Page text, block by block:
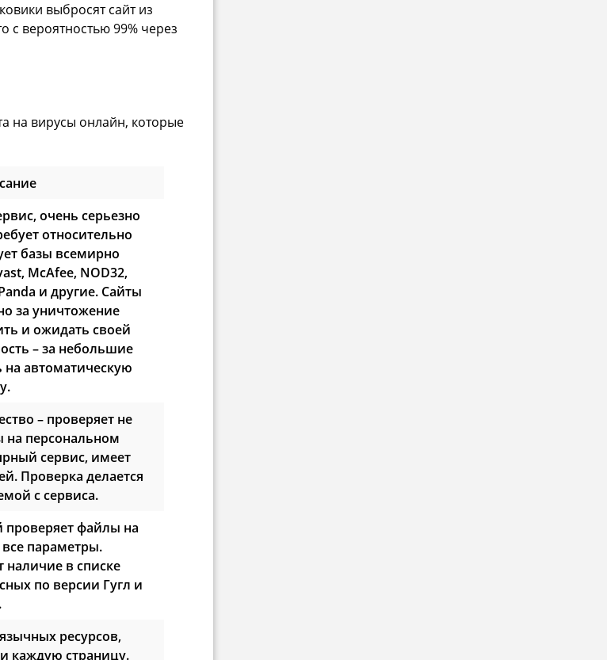
выбросят сайт из
с вероятностью 99% через
на вирусы онлайн, которые
очень серьезно
относительно
базы всемирно
McAfee, NOD32,
и другие. Сайты
за уничтожение
и ожидать своей
– за небольшие
на автоматическую
– проверяет не
на персональном
сервис, имеет
Проверка делается
с сервиса.
файлы на
параметры.
в списке
по версии Гугл и
ресурсов,
каждую страницу.